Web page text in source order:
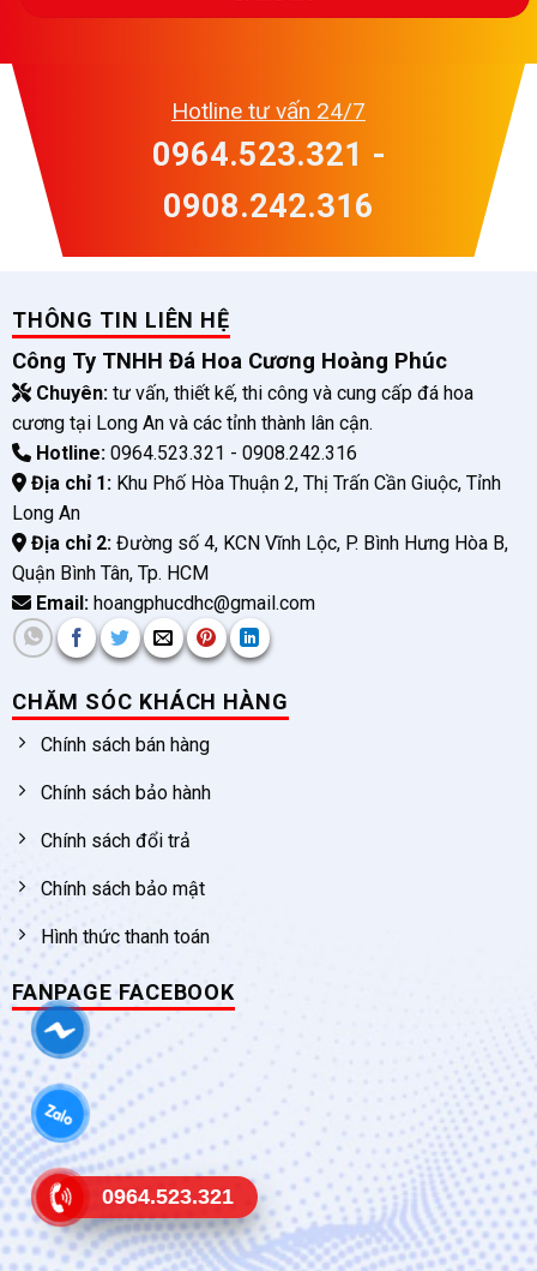
Hotline tư vấn 24/7
0964.523.321 -
0908.242.316
THÔNG TIN LIÊN HỆ
Công Ty TNHH Đá Hoa Cương Hoàng Phúc
Chuyên:tư vấn, thiết kế, thi công và cung cấp đá hoa
cương tại Long An và các tỉnh thành lân cận.
Hotline:0964.523.321 - 0908.242.316
Địa chỉ 1:Khu Phố Hòa Thuận 2, Thị Trấn Cần Giuộc, Tỉnh
Long An
Địa chỉ 2:Đường số 4, KCN Vĩnh Lộc, P. Bình Hưng Hòa B,
Quận Bình Tân, Tp. HCM
Email:hoangphucdhc@gmail.com
CHĂM SÓC KHÁCH HÀNG
Chính sách bán hàng
Chính sách bảo hành
Chính sách đổi trả
Chính sách bảo mật
Hình thức thanh toán
FANPAGE FACEBOOK
0964.523.321